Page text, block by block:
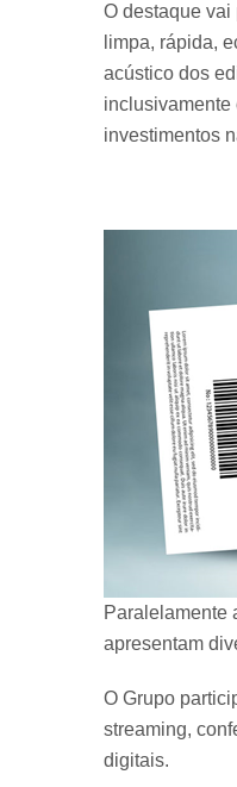
O destaque
limpa, rápida,
acústico dos
investimentos
Paralelamente
apresentam
O Grupo
streaming,
digitais.